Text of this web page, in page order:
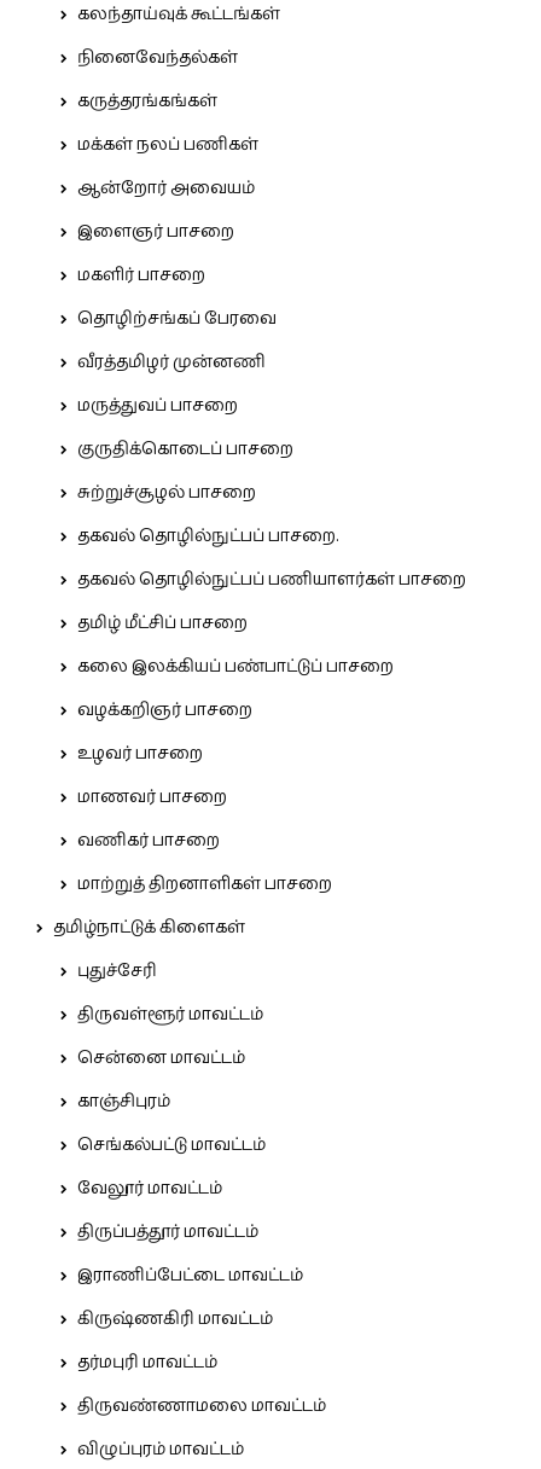
கலந்தாய்வுக் கூட்டங்கள்
நினைவேந்தல்கள்
கருத்தரங்கங்கள்
மக்கள் நலப் பணிகள்
ஆன்றோர் அவையம்
இளைஞர் பாசறை
மகளிர் பாசறை
தொழிற்சங்கப் பேரவை
வீரத்தமிழர் முன்னணி
மருத்துவப் பாசறை
குருதிக்கொடைப் பாசறை
சுற்றுச்சூழல் பாசறை
தகவல் தொழில்நுட்பப் பாசறை.
தகவல் தொழில்நுட்பப் பணியாளர்கள் பாசறை
தமிழ் மீட்சிப் பாசறை
கலை இலக்கியப் பண்பாட்டுப் பாசறை
வழக்கறிஞர் பாசறை
உழவர் பாசறை
மாணவர் பாசறை
வணிகர் பாசறை
மாற்றுத் திறனாளிகள் பாசறை
தமிழ்நாட்டுக் கிளைகள்
புதுச்சேரி
திருவள்ளூர் மாவட்டம்
சென்னை மாவட்டம்
காஞ்சிபுரம்
செங்கல்பட்டு மாவட்டம்
வேலூர் மாவட்டம்
திருப்பத்தூர் மாவட்டம்
இராணிப்பேட்டை மாவட்டம்
கிருஷ்ணகிரி மாவட்டம்
தர்மபுரி மாவட்டம்
திருவண்ணாமலை மாவட்டம்
விழுப்புரம் மாவட்டம்